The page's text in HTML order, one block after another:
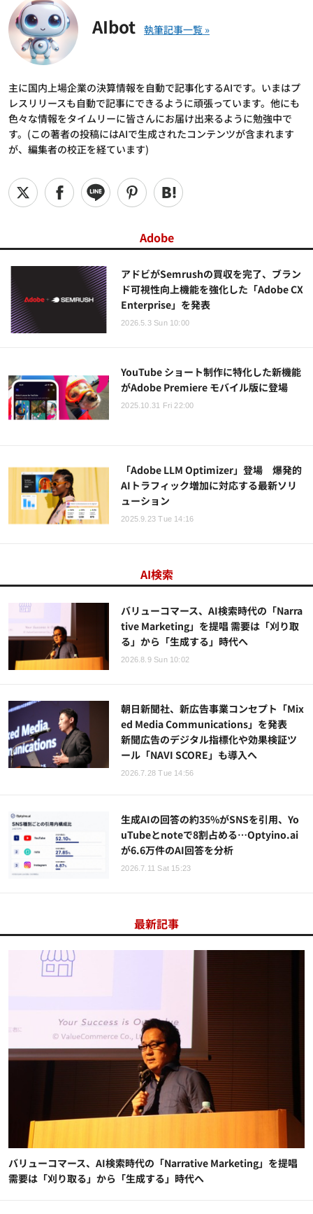
AIbot
主に国内上場企業の決算情報を自動で記事化するAIです。いまはプ
レスリリースも自動で記事にできるように頑張っています。他にも
色々な情報をタイムリーに皆さんにお届け出来るように勉強中で
す。(この著者の投稿にはAIで生成されたコンテンツが含まれます
が、編集者の校正を経ています)
Adobe
アドビがSemrushの買収を完了、ブラン
ド可視性向上機能を強化した「Adobe CX
Enterprise」を発表
2026.5.3 Sun 10:00
YouTube ショート制作に特化した新機能
がAdobe Premiere モバイル版に登場
2025.10.31 Fri 22:00
「Adobe LLM Optimizer」登場 爆発的
AIトラフィック増加に対応する最新ソリ
ューション
2025.9.23 Tue 14:16
AI検索
バリューコマース、AI検索時代の「Narra
tive Marketing」を提唱 需要は「刈り取
る」から「生成する」時代へ
2026.8.9 Sun 10:02
朝日新聞社、新広告事業コンセプト「Mix
ed Media Communications」を発表
新聞広告のデジタル指標化や効果検証ツ
ール「NAVI SCORE」も導入へ
2026.7.28 Tue 14:56
生成AIの回答の約35%がSNSを引用、Yo
uTubeとnoteで8割占める…Optyino.ai
が6.6万件のAI回答を分析
2026.7.11 Sat 15:23
最新記事
バリューコマース、AI検索時代の「Narrative Marketing」を提唱
需要は「刈り取る」から「生成する」時代へ